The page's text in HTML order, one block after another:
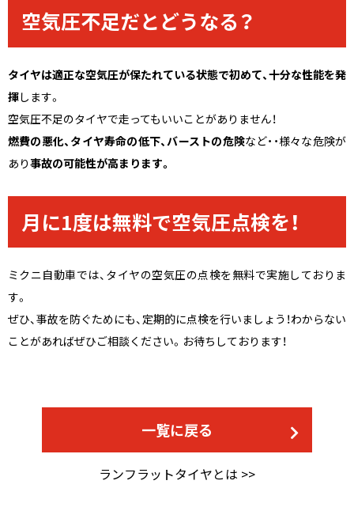
空気圧不足だとどうなる？
タイヤは適正な空気圧が保たれている状態で初めて、十分な性能を発
揮します。
空気圧不足のタイヤで走ってもいいことがありません！
燃費の悪化、タイヤ寿命の低下、バーストの危険など・・様々な危険が
あり事故の可能性が高まります。
月に1度は無料で空気圧点検を！
ミクニ自動車では、タイヤの空気圧の点検を無料で実施しておりま
す。
ぜひ、事故を防ぐためにも、定期的に点検を行いましょう！わからない
ことがあればぜひご相談ください。お待ちしております！
一覧に戻る
ランフラットタイヤとは